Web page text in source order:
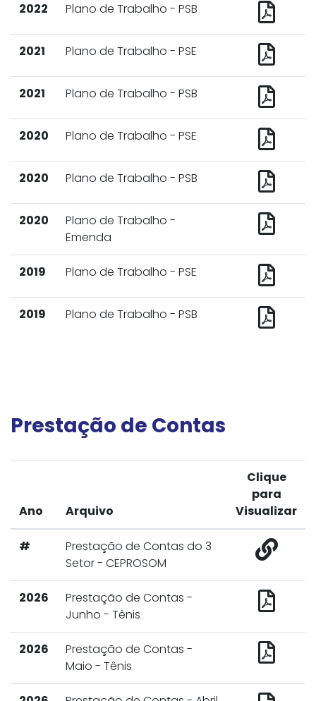
2022 Plano de Trabalho - PSB
2021 Plano de Trabalho - PSE
2021 Plano de Trabalho - PSB
2020 Plano de Trabalho - PSE
2020 Plano de Trabalho - PSB
2020
Plano de Trabalho -
Emenda
2019 Plano de Trabalho - PSE
2019 Plano de Trabalho - PSB
Prestação de Contas
Ano Arquivo
Clique
para
Visualizar
#
Prestação de Contas do 3
Setor - CEPROSOM
2026
Prestação de Contas -
Junho - Tênis
2026
Prestação de Contas -
Maio - Tênis